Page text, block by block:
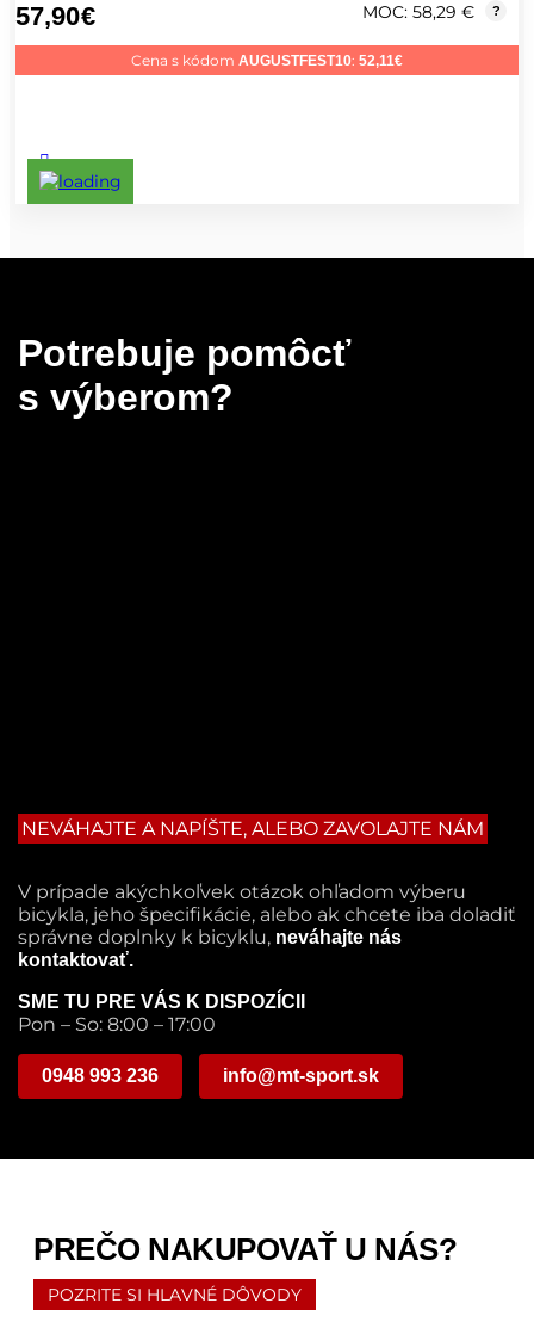
57,90€ MOC: 58,29 € ?
Cena s kódom AUGUSTFEST10: 52,11€
Potrebuje pomôcť
s výberom?
NEVÁHAJTE A NAPÍŠTE, ALEBO ZAVOLAJTE NÁM
V prípade akýchkoľvek otázok ohľadom výberu
bicykla, jeho špecifikácie, alebo ak chcete iba doladiť
správne doplnky k bicyklu, neváhajte nás
kontaktovať.
SME TU PRE VÁS K DISPOZÍCII
Pon – So: 8:00 – 17:00
0948 993 236 info@mt-sport.sk
PREČO NAKUPOVAŤ U NÁS?
POZRITE SI HLAVNÉ DÔVODY